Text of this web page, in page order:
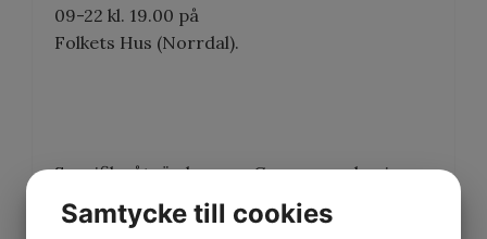
09-22 kl. 19.00 på
Folkets Hus (Norrdal).
Specifika åtgärder pga. Coronapandemi:
Endast en person per fastighet bör delta.
Kom ihåg fullmakt om ni har delat ägande!
Samtycke till cookies